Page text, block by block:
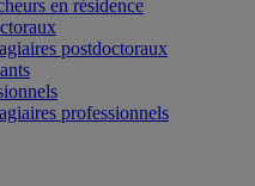
en résidence
postdoctoraux
professionnels